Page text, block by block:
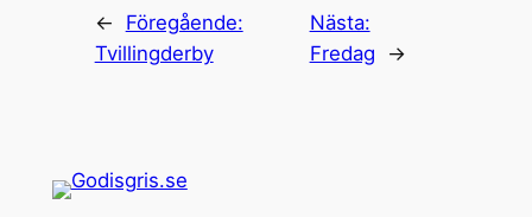
←
Föregående:
Tvillingderby
Nästa:
Fredag
→